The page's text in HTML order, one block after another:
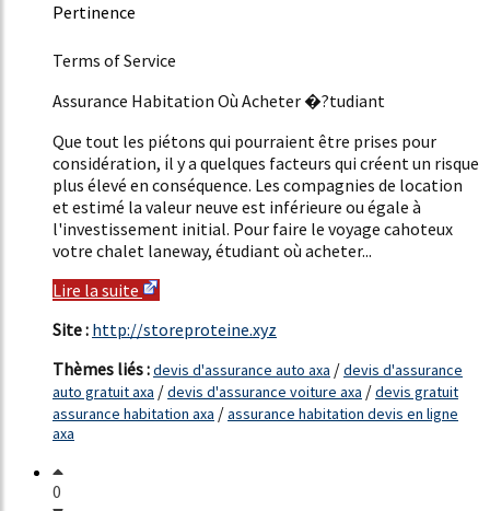
Pertinence
Terms of Service
Assurance Habitation Où Acheter �?tudiant
Que tout les piétons qui pourraient être prises pour
considération, il y a quelques facteurs qui créent un risque
plus élevé en conséquence. Les compagnies de location
et estimé la valeur neuve est inférieure ou égale à
l'investissement initial. Pour faire le voyage cahoteux
votre chalet laneway, étudiant où acheter...
Lire la suite
Site : http://storeproteine.xyz
Thèmes liés :devis d'assurance auto axa /devis d'assurance
auto gratuit axa /devis d'assurance voiture axa /devis gratuit
assurance habitation axa /assurance habitation devis en ligne
axa
0